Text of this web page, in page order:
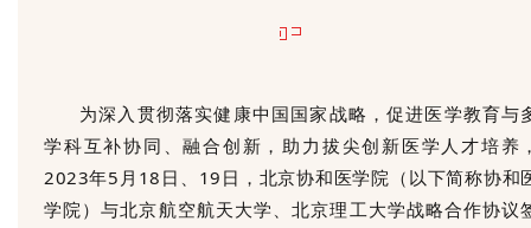
为深入贯彻落实健康中国国家战略，促进医学教育与
学科互补协同、融合创新，助力拔尖创新医学人才培养
2023年5月18日、19日，北京协和医学院（以下简称协和
学院）与北京航空航天大学、北京理工大学战略合作协议